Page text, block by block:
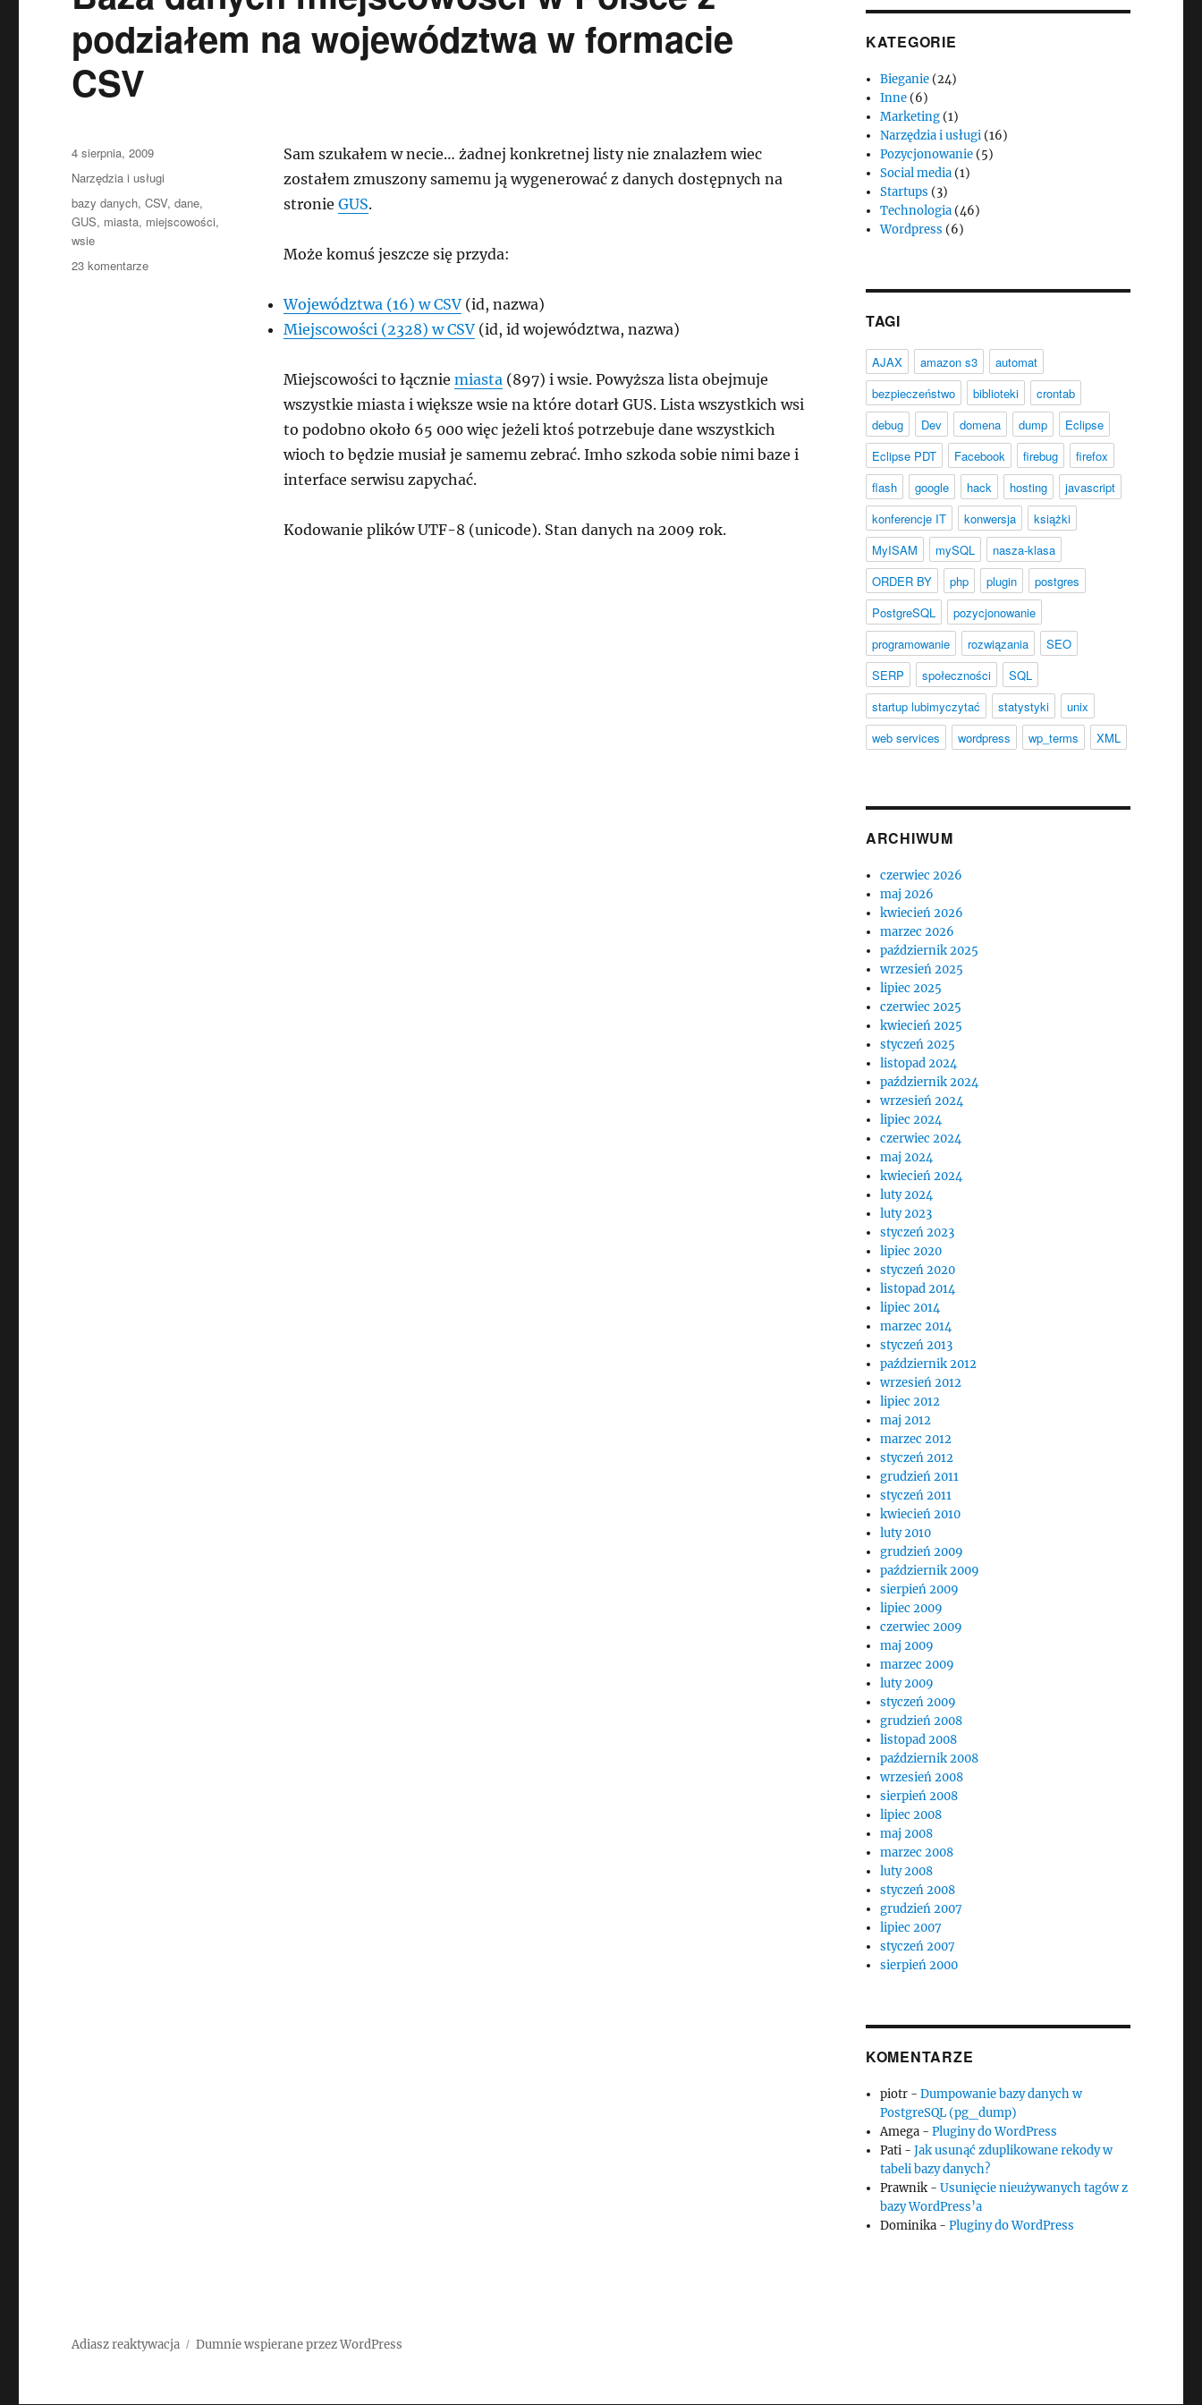
podziałem na województwa w formacie
CSV
Sam szukałem w necie… żadnej konkretnej listy nie znalazłem wiec
zostałem zmuszony samemu ją wygenerować z danych dostępnych na
stronie GUS.
Może komuś jeszcze się przyda:
Województwa (16) w CSV(id, nazwa)
Miejscowości (2328) w CSV(id, id województwa, nazwa)
Miejscowości to łącznie miasta(897) i wsie. Powyższa lista obejmuje
wszystkie miasta i większe wsie na które dotarł GUS. Lista wszystkich wsi
to podobno około 65 000 więc jeżeli ktoś potrzebuje dane wszystkich
wioch to będzie musiał je samemu zebrać. Imho szkoda sobie nimi baze i
interface serwisu zapychać.
Kodowanie plików UTF-8 (unicode). Stan danych na 2009 rok.
Data
publikacji
4 sierpnia, 2009
Kategorie
Narzędzia i usługi
Tagi
bazy danych,CSV,dane,
GUS, miasta, miejscowości,
wsie
23 komentarzedo
KATEGORIE
Bieganie (24)
Inne (6)
Marketing (1)
Narzędzia i usługi (16)
Pozycjonowanie (5)
Social media (1)
Startups (3)
Technologia (46)
Wordpress (6)
TAGI
AJAX amazon s3
automat
bezpieczeństwo
biblioteki
crontab
debug
Dev domena dump
Eclipse
Eclipse PDT
Facebook firebug
firefox
flash
google hack hosting
javascript
konferencje IT
konwersja
książki
MyISAM
mySQL
nasza-klasa
ORDER BY
php plugin
postgres
PostgreSQL
pozycjonowanie
programowanie
rozwiązania
SEO
SERP
społeczności
SQL
startup lubimyczytać
statystyki
unix
web services
wordpress wp_terms XML
ARCHIWUM
czerwiec 2026
maj 2026
kwiecień 2026
marzec 2026
październik 2025
wrzesień 2025
lipiec 2025
czerwiec 2025
kwiecień 2025
styczeń 2025
listopad 2024
październik 2024
wrzesień 2024
lipiec 2024
czerwiec 2024
maj 2024
kwiecień 2024
luty 2024
luty 2023
styczeń 2023
lipiec 2020
styczeń 2020
listopad 2014
lipiec 2014
marzec 2014
styczeń 2013
październik 2012
wrzesień 2012
lipiec 2012
maj 2012
marzec 2012
styczeń 2012
grudzień 2011
styczeń 2011
kwiecień 2010
luty 2010
grudzień 2009
październik 2009
sierpień 2009
lipiec 2009
czerwiec 2009
maj 2009
marzec 2009
luty 2009
styczeń 2009
grudzień 2008
listopad 2008
październik 2008
wrzesień 2008
sierpień 2008
lipiec 2008
maj 2008
marzec 2008
luty 2008
styczeń 2008
grudzień 2007
lipiec 2007
styczeń 2007
sierpień 2000
KOMENTARZE
piotr -Dumpowanie bazy danych w
PostgreSQL (pg_dump)
Amega -Pluginy do WordPress
Pati -Jak usunąć zduplikowane rekody w
tabeli bazy danych?
Prawnik -Usunięcie nieużywanych tagów z
bazy WordPress’a
Dominika -Pluginy do WordPress
Adiasz reaktywacja Dumnie wspierane przez WordPress